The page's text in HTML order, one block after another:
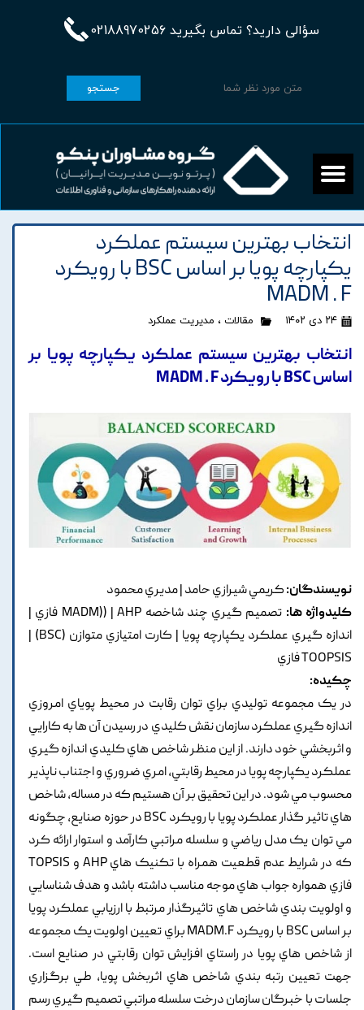
سؤالی دارید؟ تماس بگیرید 02188970256
جستجو
انتخاب بهترين سيستم عملکرد
يکپارچه پويا بر اساس BSC با رويکرد
MADM . F
۲۴ دی ۱۴۰۲ مقالات ، مدیریت عملکرد
انتخاب بهترين سيستم عملکرد يکپارچه پويا بر
اساس BSC با رويکرد MADM . F
نویسندگان:کريمي شيرازي حامد | مديري محمود
کلیدواژه ها:
تصميم گيري چند شاخصه MADM)) | AHP فازي |
اندازه گيري عملکرد يکپارچه پويا | کارت امتيازي متوازن (BSC) |
TOOPSIS فازي
چکیده:
در يک مجموعه توليدي براي توان رقابت در محيط پوياي امروزي
اندازه گيري عملکرد سازمان نقش کليدي در رسيدن آن ها به کارايي
و اثربخشي خود دارند. از اين منظر شاخص هاي کليدي اندازه گيري
عملکرد يکپارچه پويا در محيط رقابتي, امري ضروري و اجتناب ناپذير
محسوب مي شود. در اين تحقيق بر آن هستيم که در مساله, شاخص
هاي تاثير گذار عملکرد پويا با رويکرد BSC در حوزه صنايع, چگونه
مي توان يک مدل رياضي و سلسله مراتبي کارآمد و استوار ارائه کرد
که در شرايط عدم قطعيت همراه با تکنيک هاي AHP و TOPSIS
فازي همواره جواب هاي موجه مناسب داشته باشد و هدف شناسايي
و اولويت بندي شاخص هاي تاثيرگذار مرتبط با ارزيابي عملکرد پويا
بر اساس BSC با رويکرد MADM.F براي تعيين اولويت يک مجموعه
از شاخص هاي پويا در راستاي افزايش توان رقابتي در صنايع است.
جهت تعيين رتبه بندي شاخص هاي اثربخش پويا, طي برگزاري
جلسات با خبرگان سازمان درخت سلسله مراتبي تصميم گيري رسم